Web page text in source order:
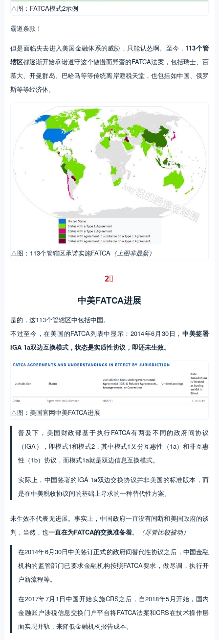
△图：FATCA模式2示例
霸道条款！
但是面临失去进入美国金融体系的威胁，只能认怂啊。至今，113个管
辖区都逐渐开始承诺遵守这个傲慢而野蛮的FATCA法案，包括瑞士、百
慕大、开曼群岛、巴哈马等等传统离岸避税天堂，也包括如中国、俄罗
斯等等经济体。
△图：113个管辖区承诺实施FATCA （上图非最新）
2︎⃣
中美FATCA进展
是的，这113个管辖区中包括中国。
不过至今，在美国的FATCA列表中显示：2014年6月30日， 中美签署
IGA 1a双边互换模式，状态是实质性协议，即还未生效。
△图：美国官网中美FATCA进展
普及下，美国财政部基于执行FATCA有两套不同的政府间协议
（IGA），即模式1和模式2，其中模式1又分互惠性（1a）和非互惠
性（1b）协议，而模式1a就是双边信息互换模式。
实际上，中国签署的IGA 1a双边交换协议并非美国的标准版本，而
是在中美税收协议间的基础上寻求的一种替代性方案。
未生效不代表无进展。事实上，中国政府一直没有间断和美国政府的谈
判，当然，也一直在为FATCA的交换准备着。 （尽管比较被动）
在2014年6月30日中美签订正式的政府间替代性协议之后，中国金融
机构的监管部门已要求金融机构按照FATCA要求，做尽调，执行开
户新流程等。
在2017年7月1日中国开始实施CRS之后，自2018年5月开始，国内
金融账户涉税信息交换门户平台将FATCA法案和CRS在技术操作层
面实现并轨，来降低金融机构报告成本。